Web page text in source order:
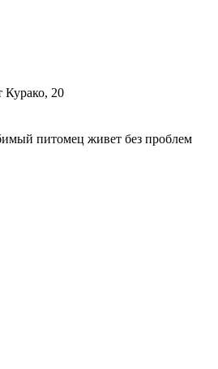
Курако, 20
питомец живет без проблем